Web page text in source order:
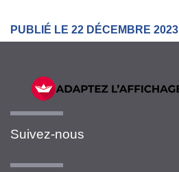
PUBLIÉ LE 22 DÉCEMBRE 2023
Suivez-nous